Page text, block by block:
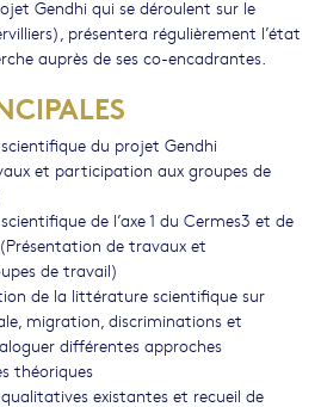
Gendhi qui se déroulent sur le
présentera régulièrement l’état
auprès de ses co-encadrantes.
du projet Gendhi
et participation aux groupes de
de l’axe 1 du Cermes3 et de
(Présentation de travaux et
de travail)
de la littérature scientifique sur
migration, discriminations et
différentes approches
théoriques
existantes et recueil de